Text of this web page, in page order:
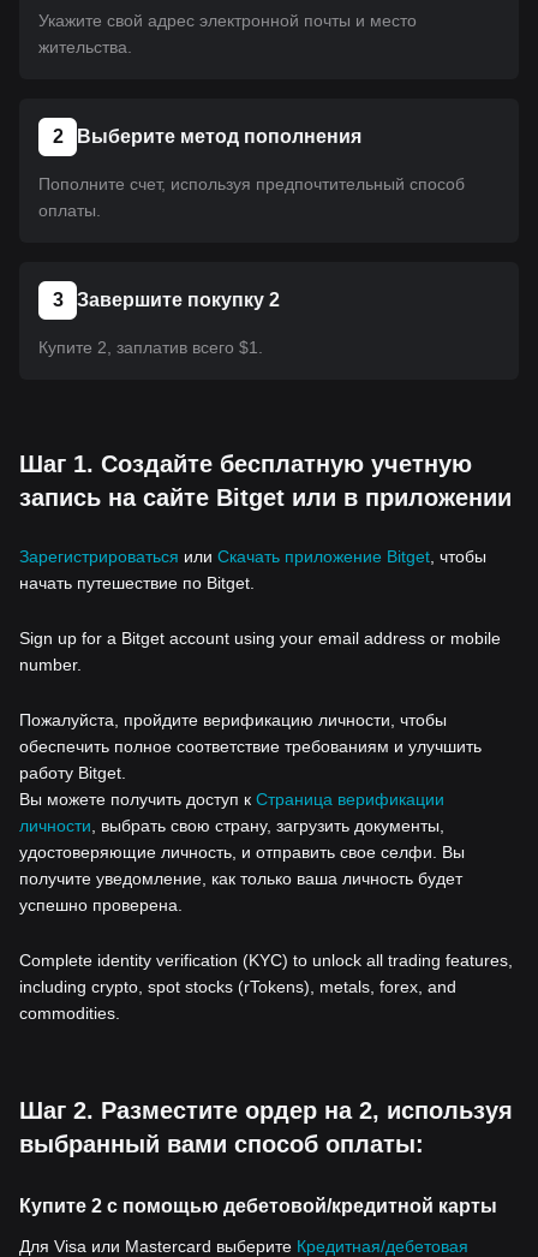
Укажите свой адрес электронной почты и место
жительства.
2 Выберите метод пополнения
Пополните счет, используя предпочтительный способ
оплаты.
3 Завершите покупку 2
Купите 2, заплатив всего $1.
Шаг 1. Создайте бесплатную учетную
запись на сайте Bitget или в приложении
Зарегистрироваться или Скачать приложение Bitget , чтобы
начать путешествие по Bitget.
Sign up for a Bitget account using your email address or mobile
number.
Пожалуйста, пройдите верификацию личности, чтобы
обеспечить полное соответствие требованиям и улучшить
работу Bitget.
Вы можете получить доступ к Страница верификации
личности , выбрать свою страну, загрузить документы,
удостоверяющие личность, и отправить свое селфи. Вы
получите уведомление, как только ваша личность будет
успешно проверена.
Complete identity verification (KYC) to unlock all trading features,
including crypto, spot stocks (rTokens), metals, forex, and
commodities.
Шаг 2. Разместите ордер на 2, используя
выбранный вами способ оплаты:
Купите 2 с помощью дебетовой/кредитной карты
Для Visa или Mastercard выберите Кредитная/дебетовая